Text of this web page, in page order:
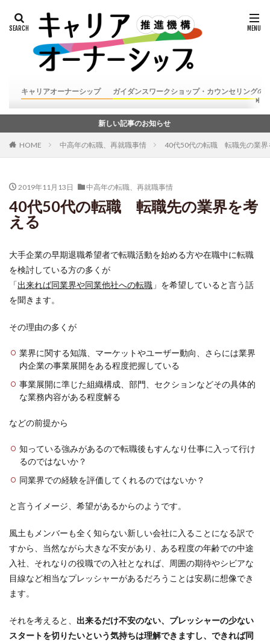
キャリアオーナーシップ ガイダンスワークショップ・カウンセリングの
新しい記事のお知らせ
HOME 中高年の転職、再就職事情 40代50代の転職 転職先の業界
2019年11月13日 中高年の転職、再就職事情
40代50代の転職 転職先の業界を考
える
大手企業の早期退職希望者で転職活動を始める方や在職中に転職
を検討している方の多くが
「出来れば同業界や同業他社への転職 」を希望していると言う話
を聞きます。
その理由の多くが
業界に関する知識、マーケットやユーザー動向、さらには業界
内企業の事業展開をある程度把握している
事業展開に準じた組織構成、部門、セクションなどその具体的
な業務内容がある程度解る
などの前提から
知っている強みがあるので転職後もすんなり仕事に入って行け
るのではないか？
同業界での経験を評価してくれるのではないか？
と言うイメージ、希望があるからのようです。
風土もメンバーも全く知らない新しい会社に入ることになる訳で
すから、当然ながら大きな不安があり、ある程度の年齢での中途
入社、それなりの役職での入社となれば、周囲の期待やシビアな
目線など相当なプレッシャーがあるだろうことは安易に想像でき
ます。
それを考えると、 出来るだけ不安のない、プレッシャーの少ない
スタートを切りたいという気持ちは理解できますし、できれば同